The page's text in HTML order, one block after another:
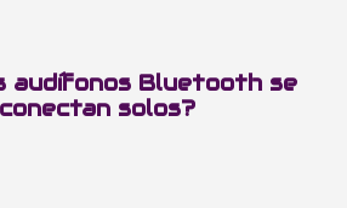
audífonos Bluetooth se
solos?